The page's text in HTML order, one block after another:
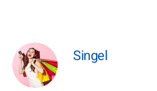
Singel